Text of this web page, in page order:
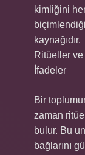
kimliğini
kaynağıdır.
Ritüeller
İfadeler
Bir
zaman
bulur. Bu
bağlarını